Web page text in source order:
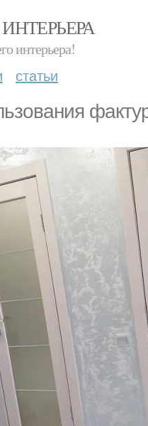
интерьера!
статьи